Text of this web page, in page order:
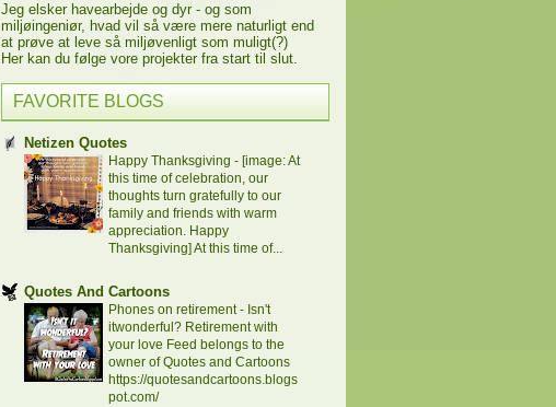
Jeg elsker havearbejde og dyr - og som
miljøingeniør, hvad vil så være mere naturligt end
at prøve at leve så miljøvenligt som muligt(?)
Her kan du følge vore projekter fra start til slut.
FAVORITE BLOGS
Netizen Quotes
Happy Thanksgiving - [image: At
this time of celebration, our
thoughts turn gratefully to our
family and friends with warm
appreciation. Happy
Thanksgiving] At this time of...
Quotes And Cartoons
Phones on retirement- Isn't
itwonderful? Retirement with
your love Feed belongs to the
owner of Quotes and Cartoons
https://quotesandcartoons.blogs
pot.com/